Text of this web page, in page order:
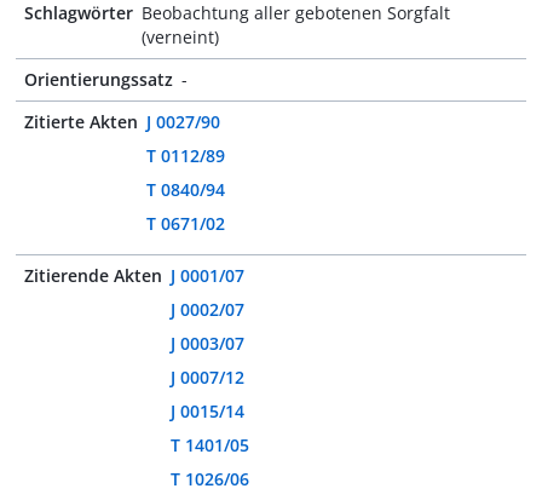
Schlagwörter Beobachtung aller gebotenen Sorgfalt
(verneint)
Orientierungssatz -
Zitierte Akten J 0027/90
T 0112/89
T 0840/94
T 0671/02
Zitierende Akten J 0001/07
J 0002/07
J 0003/07
J 0007/12
J 0015/14
T 1401/05
T 1026/06